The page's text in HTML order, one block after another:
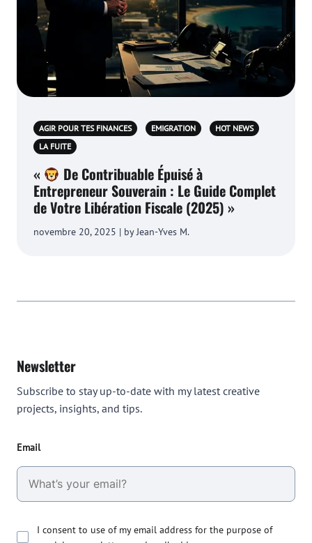
AGIR POUR TES FINANCES EMIGRATION
HOT NEWS
LA FUITE
«
De Contribuable Épuisé à
Entrepreneur Souverain : Le Guide Complet
de Votre Libération Fiscale (2025) »
novembre 20, 2025 | by Jean-Yves M.
Newsletter
Subscribe to stay up-to-date with my latest creative
projects, insights, and tips.
Email
I consent to use of my email address for the purpose of